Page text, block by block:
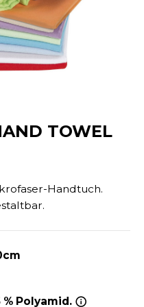
TOWEL
Handtuch.
% Polyamid.